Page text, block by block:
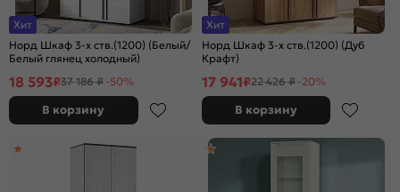
Хит
Норд Шкаф 3-х ств.(1200) (Белый/
Белый глянец холодный)
18 593₽37 186 ₽ -50%
В корзину
Хит
Норд Шкаф 3-х ств.(1200) (Дуб
Крафт)
17 941₽22 426 ₽ -20%
В корзину